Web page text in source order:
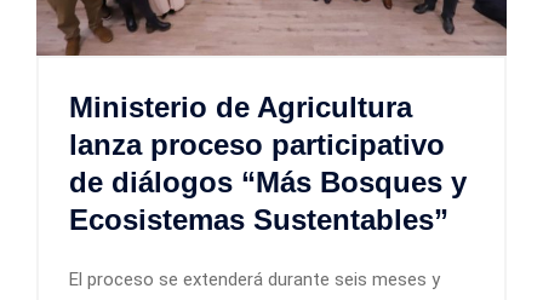
Ministerio de Agricultura
lanza proceso participativo
de diálogos “Más Bosques y
Ecosistemas Sustentables”
El proceso se extenderá durante seis meses y